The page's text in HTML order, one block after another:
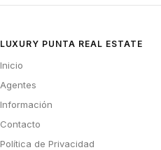
LUXURY PUNTA REAL ESTATE
Inicio
Agentes
Información
Contacto
Política de Privacidad